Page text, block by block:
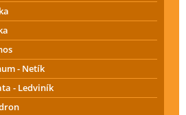
- Netík
- Ledviník